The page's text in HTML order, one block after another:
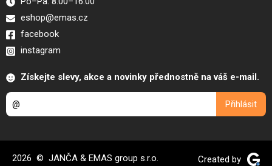
eshop@emas.cz
facebook
instagram
Získejte slevy, akce a novinky přednostně na váš e-mail.
2026 © JANČA & EMAS group s.r.o. Created by